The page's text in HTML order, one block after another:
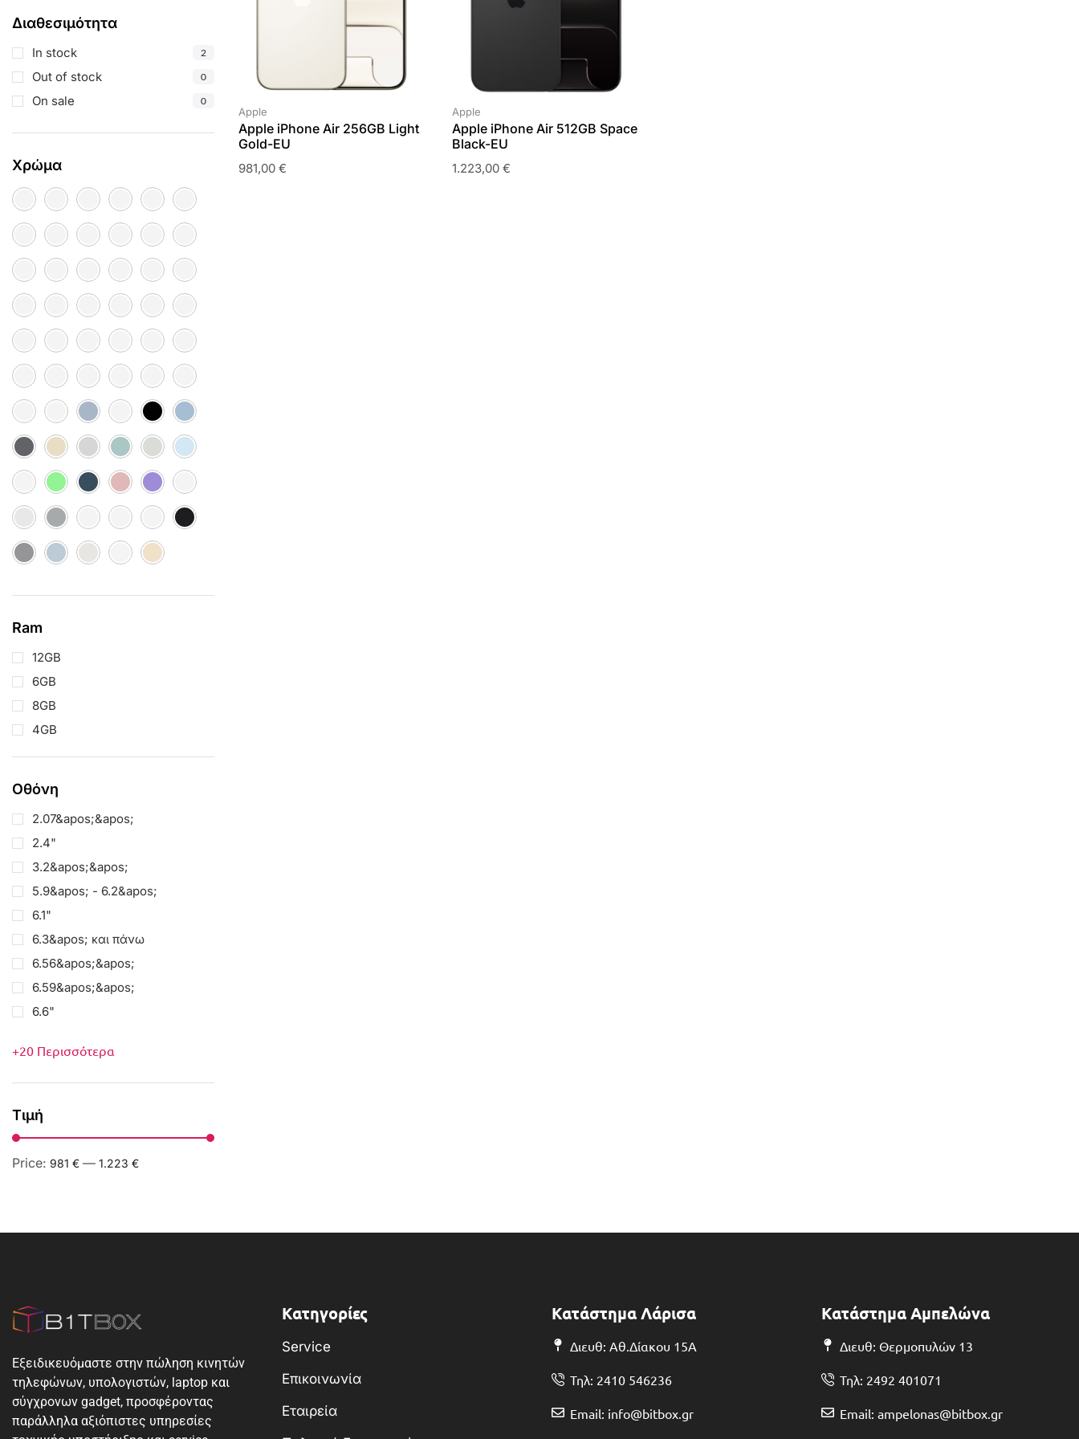
Διαθεσιμότητα
In stock 2
Out of stock 0
On sale 0
Χρώμα
Ram
12GB
6GB
8GB
4GB
Οθόνη
2.07&apos;&apos;
2.4"
3.2&apos;&apos;
5.9&apos; - 6.2&apos;
6.1"
6.3&apos; και πάνω
6.56&apos;&apos;
6.59&apos;&apos;
6.6"
+20 Περισσότερα
Τιμή
Price: 981 € — 1.223 €
Apple
Apple iPhone Air 256GB Light
Gold-EU
981,00€
Apple
Apple iPhone Air 512GB Space
Black-EU
1.223,00 €
Εξειδικευόμαστε στην πώληση κινητών
τηλεφώνων, υπολογιστών, laptop και
σύγχρονων gadget, προσφέροντας
παράλληλα αξιόπιστες υπηρεσίες
Κατηγορίες
Service
Επικοινωνία
Εταιρεία
Κατάστημα Λάρισα
Διευθ: Αθ.Δίακου 15Α
Τηλ: 2410 546236
Email: info@bitbox.gr
Κατάστημα Αμπελώνα
Διευθ: Θερμοπυλών 13
Τηλ: 2492 401071
Email: ampelonas@bitbox.gr